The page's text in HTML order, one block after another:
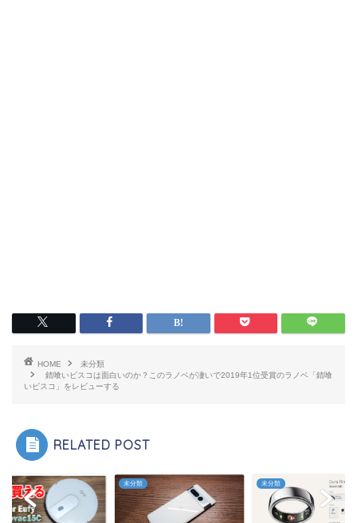
HOME
未分類
錆喰いビスコは面白いのか？このラノベが凄いで2019年1位受賞のラノベ「錆喰
いビスコ」をレビューする
RELATED POST
未分類 未分類